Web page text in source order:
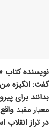
نویسنده کتاب
گفت: انگیزه
بدانند برای
معیار مفید
در تراز